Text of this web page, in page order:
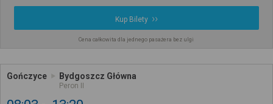
Kup Bilety
Cena całkowita dla jednego pasażera bez ulgi
Gończyce Bydgoszcz Główna
Peron II